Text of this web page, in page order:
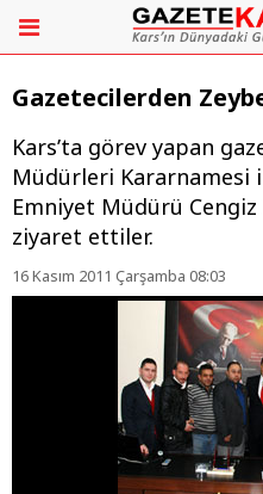
Gazetecilerden
Kars’ta görev yapan
Müdürleri Kararnamesi
Emniyet Müdürü Cengiz
ziyaret ettiler.
16 Kasım 2011 Çarşamba 08:03